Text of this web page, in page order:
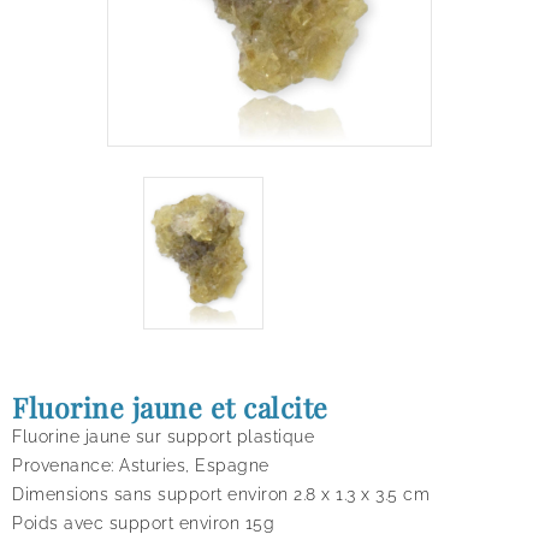
Fluorine jaune et calcite
Fluorine jaune sur support plastique
Provenance: Asturies, Espagne
Dimensions sans support environ 2.8 x 1.3 x 3.5 cm
Poids avec support environ 15g